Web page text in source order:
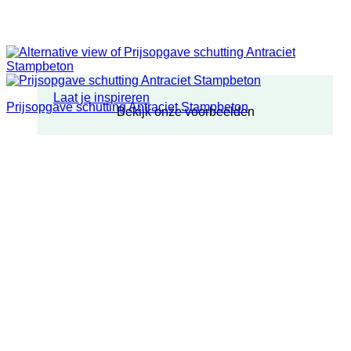
Laat je inspireren
Bekijk onze voorbeelden
Prijsopgave schutting Antraciet Stampbeton